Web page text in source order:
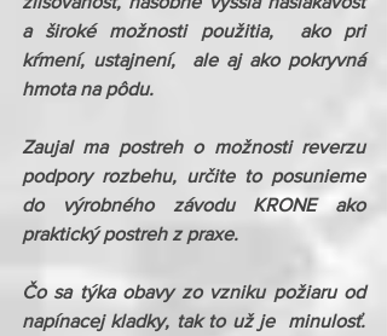
a široké možnosti použitia,  ako pri
kŕmení, ustajnení,  ale aj ako pokryvná
hmota na pôdu.
Zaujal ma postreh o možnosti reverzu
podpory rozbehu, určite to posunieme
do výrobného závodu KRONE ako
praktický postreh z praxe.
Čo sa týka obavy zo vzniku požiaru od
napínacej kladky, tak to už je  minulosť.